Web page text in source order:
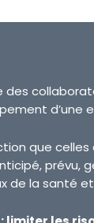
d’une
que
prévu,
de la santé